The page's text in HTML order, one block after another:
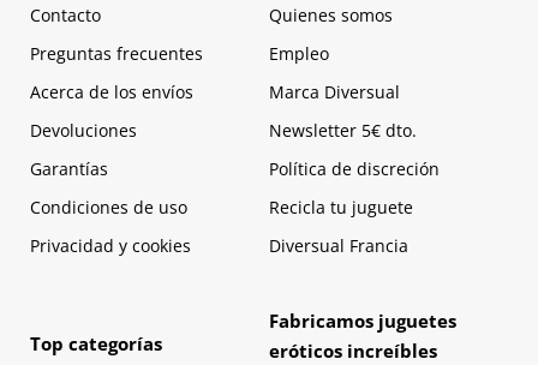
Contacto
Preguntas frecuentes
Acerca de los envíos
Devoluciones
Garantías
Condiciones de uso
Privacidad y cookies
Quienes somos
Empleo
Marca Diversual
Newsletter 5€ dto.
Política de discreción
Recicla tu juguete
Diversual Francia
Top categorías
Fabricamos juguetes
eróticos increíbles